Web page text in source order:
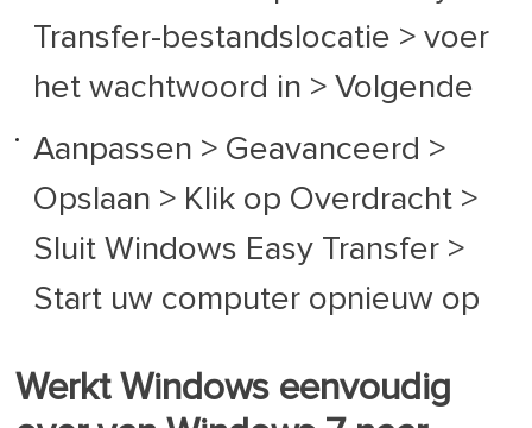
Transfer-bestandslocatie > voer
het wachtwoord in > Volgende
Aanpassen > Geavanceerd >
Opslaan > Klik op Overdracht >
Sluit Windows Easy Transfer >
Start uw computer opnieuw op
Werkt Windows eenvoudig